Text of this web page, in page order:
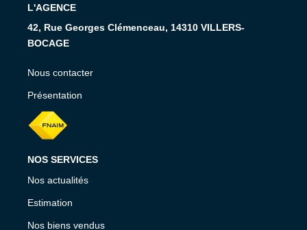
EN
L'AGENCE
42, Rue Georges Clémenceau, 14310 VILLERS-
BOCAGE
Nous contacter
Présentation
NOS SERVICES
Nos actualités
Estimation
Nos biens vendus